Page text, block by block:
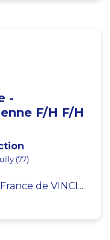
-
F/H F/H
(77)
de VINCI...